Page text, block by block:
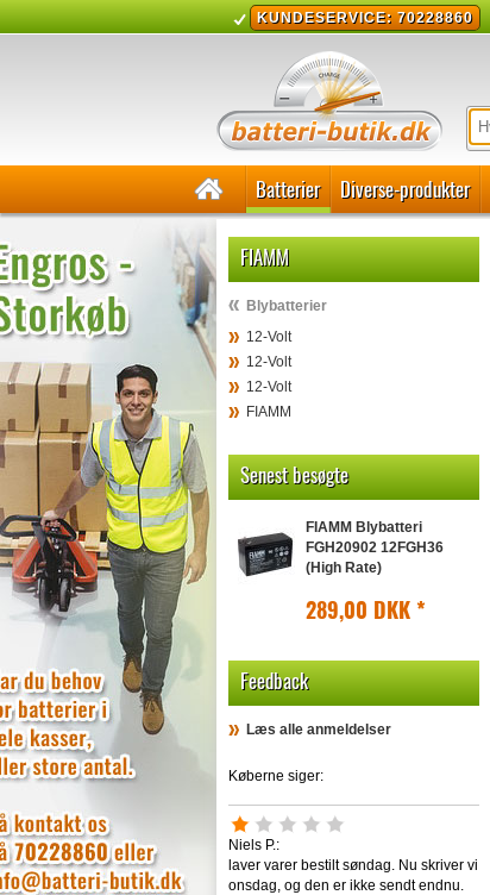
KUNDESERVICE: 70228860
Batterier Diverse-produkter
FIAMM
Blybatterier
12-Volt
12-Volt
12-Volt
FIAMM
Senest besøgte
FIAMM Blybatteri
FGH20902 12FGH36
(High Rate)
289,00 DKK*
Feedback
Læs alle anmeldelser
Køberne siger:
Niels P.:
laver varer bestilt søndag. Nu skriver vi
onsdag, og den er ikke sendt endnu.